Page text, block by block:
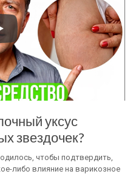
уксус
звездочек?
чтобы подтвердить,
либо влияние на варикозное